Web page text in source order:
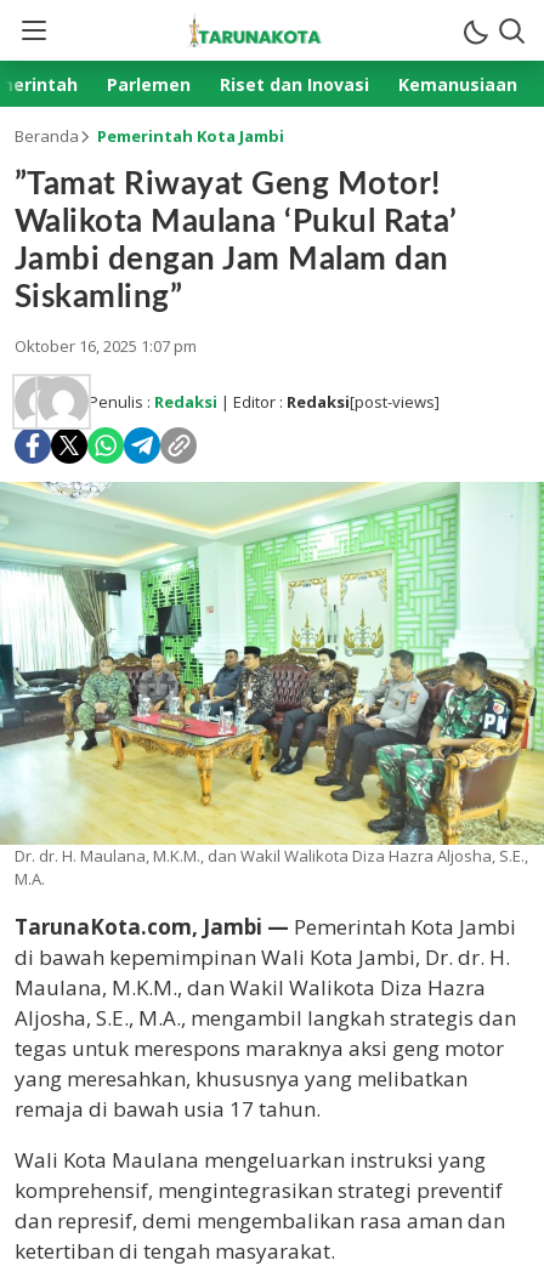
Parlemen Riset dan Inovasi Kemanusiaan
Beranda Pemerintah Kota Jambi
​”Tamat Riwayat Geng Motor!
Walikota Maulana ‘Pukul Rata’
Jambi dengan Jam Malam dan
Siskamling”
Oktober 16, 2025 1:07 pm
Penulis : Redaksi | Editor : Redaksi[post-views]
Dr. dr. H. Maulana, M.K.M., dan Wakil Walikota Diza Hazra Aljosha, S.E.,
M.A.
TarunaKota.com, Jambi — Pemerintah Kota Jambi
di bawah kepemimpinan Wali Kota Jambi, Dr. dr. H.
Maulana, M.K.M., dan Wakil Walikota Diza Hazra
Aljosha, S.E., M.A., mengambil langkah strategis dan
tegas untuk merespons maraknya aksi geng motor
yang meresahkan, khususnya yang melibatkan
remaja di bawah usia 17 tahun.
Wali Kota Maulana mengeluarkan instruksi yang
komprehensif, mengintegrasikan strategi preventif
dan represif, demi mengembalikan rasa aman dan
ketertiban di tengah masyarakat.